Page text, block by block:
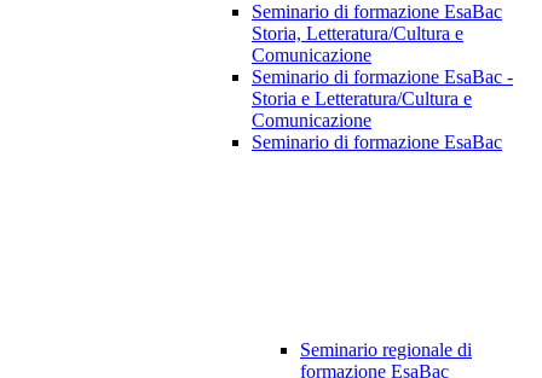
Seminario di formazione EsaBac
Storia, Letteratura/Cultura e
Comunicazione
Seminario di formazione EsaBac -
Storia e Letteratura/Cultura e
Comunicazione
Seminario di formazione EsaBac
Seminario regionale di
formazione EsaBac